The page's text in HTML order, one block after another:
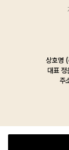
상호명
대표
주